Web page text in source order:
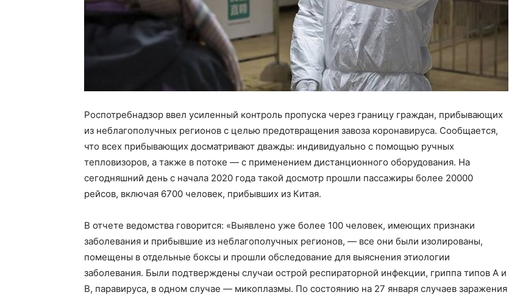
Роспотребнадзор ввел усиленный контроль пропуска через границу граждан, прибывающих
из неблагополучных регионов с целью предотвращения завоза коронавируса. Сообщается,
что всех прибывающих досматривают дважды: индивидуально с помощью ручных
тепловизоров, а также в потоке — с применением дистанционного оборудования. На
сегодняшний день с начала 2020 года такой досмотр прошли пассажиры более 20000
рейсов, включая 6700 человек, прибывших из Китая.
В отчете ведомства говорится: «Выявлено уже более 100 человек, имеющих признаки
заболевания и прибывшие из неблагополучных регионов, — все они были изолированы,
помещены в отдельные боксы и прошли обследование для выяснения этиологии
заболевания. Были подтверждены случаи острой респираторной инфекции, гриппа типов А и
В, паравируса, в одном случае — микоплазмы. По состоянию на 27 января случаев заражения